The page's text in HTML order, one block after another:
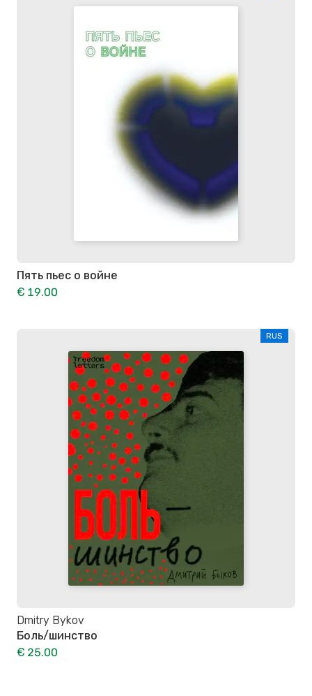
Пять пьес о войне
€ 19.00
RUS
Dmitry Bykov
Боль/шинство
€ 25.00